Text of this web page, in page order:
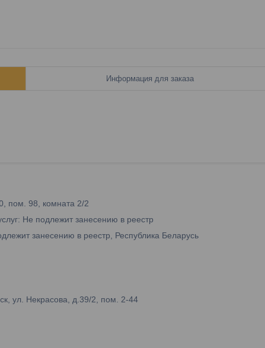
Информация для заказа
пом. 98, комната 2/2
Не подлежит занесению в реестр
занесению в реестр, Республика Беларусь
ул. Некрасова, д.39/2, пом. 2-44